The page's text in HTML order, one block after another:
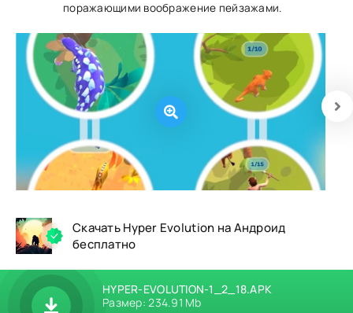
поражающими воображение пейзажами.
Скачать Hyper Evolution на Андроид
бесплатно
HYPER-EVOLUTION-1_2_18.APK
Размер: 234.91 Mb